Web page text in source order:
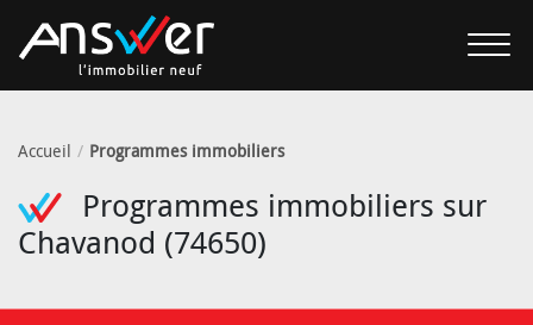
Accueil Programmes immobiliers
Programmes immobiliers sur
Chavanod (74650)